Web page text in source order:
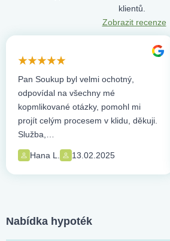
klientů.
Zobrazit recenze
Pan Soukup byl velmi ochotný,
odpovídal na všechny mé
kopmlikované otázky, pomohl mi
projít celým procesem v klidu, děkuji.
Služba,…
Hana L. 13.02.2025
Nabídka hypoték